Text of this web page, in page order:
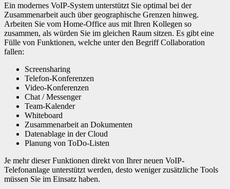
Ein modernes VoIP-System unterstützt Sie optimal bei der
Zusammenarbeit auch über geographische Grenzen hinweg.
Arbeiten Sie vom Home-Office aus mit Ihren Kollegen so
zusammen, als würden Sie im gleichen Raum sitzen. Es gibt eine
Fülle von Funktionen, welche unter den Begriff Collaboration
fallen:
Screensharing
Telefon-Konferenzen
Video-Konferenzen
Chat / Messenger
Team-Kalender
Whiteboard
Zusammenarbeit an Dokumenten
Datenablage in der Cloud
Planung von ToDo-Listen
Je mehr dieser Funktionen direkt von Ihrer neuen VoIP-
Telefonanlage unterstützt werden, desto weniger zusätzliche Tools
müssen Sie im Einsatz haben.